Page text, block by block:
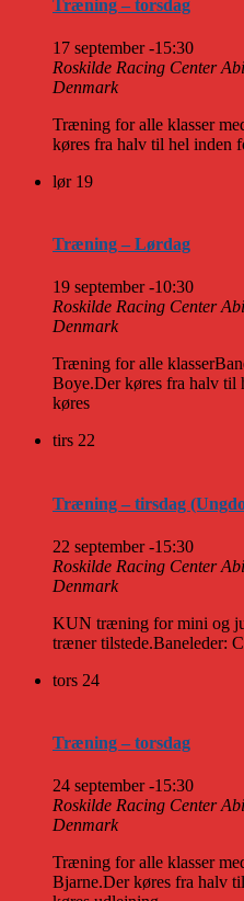
Træning – torsdag
17 september -15:30
Roskilde Racing Center
Denmark
Træning for alle klasser
køres fra halv til hel inden
lør 19
Træning – Lørdag
19 september -10:30
Roskilde Racing Center
Denmark
Træning for alle
Boye.Der køres fra halv til
køres
tirs 22
Træning – tirsdag
22 september -15:30
Roskilde Racing Center
Denmark
KUN træning for mini og
træner tilstede.Baneleder:
tors 24
Træning – torsdag
24 september -15:30
Roskilde Racing Center
Denmark
Træning for alle klasser
Bjarne.Der køres fra halv